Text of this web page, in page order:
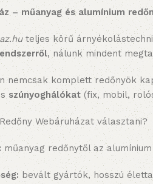
– műanyag és alumínium
teljes körű
, nálunk mindent
nemcsak komplett redőnyök
szúnyoghálókat(fix, mobil,
Webáruházat választani?
műanyag redőnytől az
bevált gyártók, hosszú